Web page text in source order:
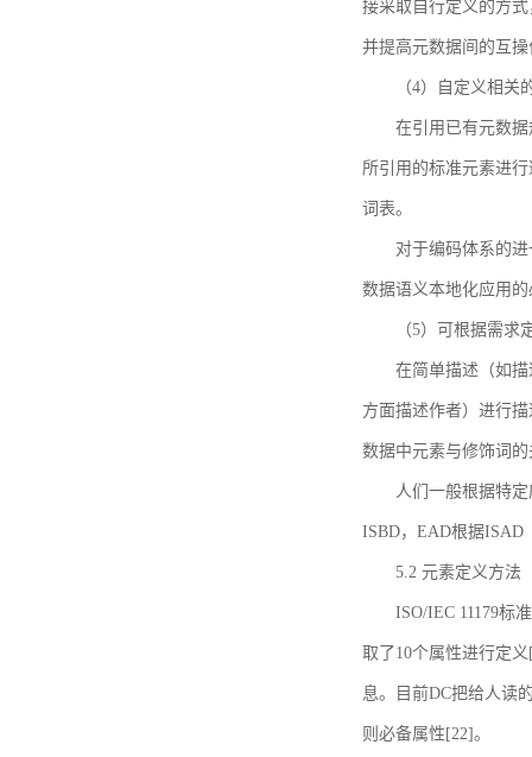
接采取自行定义的方
并提高元数据间的互
（4）自定义相关
在引用已有元数
所引用的标准元素进
词表。
对于编码体系的
数据语义本地化应用
（5）可根据需求
在简单描述（如
方面描述作者）进行
数据中元素与修饰词
人们一般根据特
ISBD，EAD根据ISAD
5.2 元素定义方法
ISO/IEC 11179标
取了10个属性进行定
息。目前DC把给人读
则必备属性[22]。